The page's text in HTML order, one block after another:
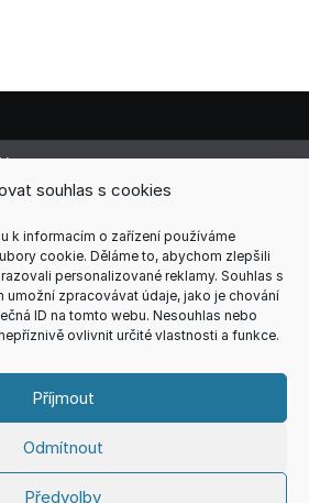
souhlas s cookies
k informacím o zařízení používáme
cookie. Děláme to, abychom zlepšili
personalizované reklamy. Souhlas s
umožní zpracovávat údaje, jako je chování
ID na tomto webu. Nesouhlas nebo
ovlivnit určité vlastnosti a funkce.
Příjmout
Odmítnout
Předvolby
085
detektivky.cz
povoleno pouze s písemným
ÚDAJŮ
DETEKTIVKYTheme. All rights